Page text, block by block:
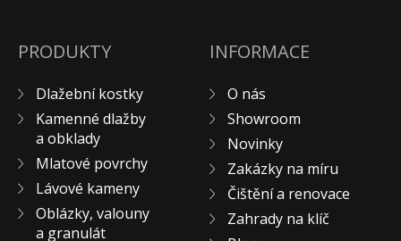
PRODUKTY
Dlažební kostky
Kamenné dlažby
a obklady
Mlatové povrchy
Lávové kameny
Oblázky, valouny
a granulát
INFORMACE
O nás
Showroom
Novinky
Zakázky na míru
Čištění a renovace
Zahrady na klíč